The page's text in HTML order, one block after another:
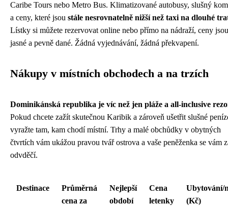
Caribe Tours nebo Metro Bus. Klimatizované autobusy, slušný
a ceny, které jsou stále nesrovnatelně nižší než taxi na dlouhé
Lístky si můžete rezervovat online nebo přímo na nádraží, ceny jsou
jasné a pevně dané. Žádná vyjednávání, žádná překvapení.
Nákupy v místních obchodech a na trzích
Dominikánská republika je víc než jen pláže a all-inclusive
Pokud chcete zažít skutečnou Karibik a zároveň ušetřit slušné
vyražte tam, kam chodí místní. Trhy a malé obchůdky v obytných
čtvrtích vám ukážou pravou tvář ostrova a vaše peněženka se vám
odvděčí.
Destinace
Průměrná
cena za
Nejlepší
období
Cena
letenky
Ubytování/
(Kč)